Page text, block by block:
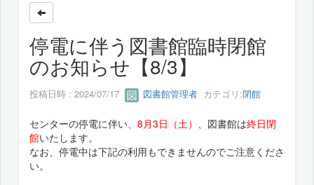
停電に伴う図書館臨時閉館
のお知らせ【8/3】
投稿日時 : 2024/07/17 図書館管理者 カテゴリ:閉館
センターの停電に伴い、 8月3日（土） 、図書館は終日閉
館いたします。
なお、停電中は下記の利用もできませんのでご注意くださ
い。